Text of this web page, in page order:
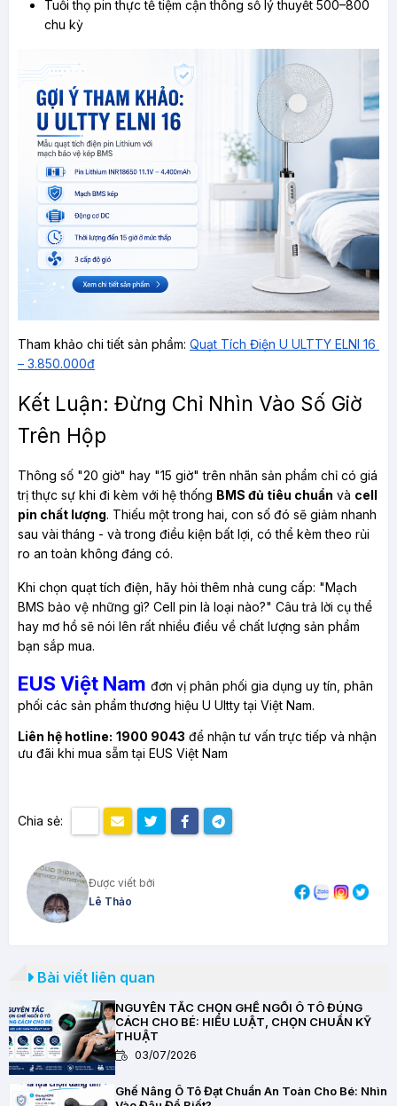
Tuổi thọ pin thực tế tiệm cận thông số lý thuyết 500–800
chu kỳ
Tham khảo chi tiết sản phẩm: Quạt Tích Điện U ULTTY ELNI 16
– 3.850.000đ
Kết Luận: Đừng Chỉ Nhìn Vào Số Giờ
Trên Hộp
Thông số "20 giờ" hay "15 giờ" trên nhãn sản phẩm chỉ có giá
trị thực sự khi đi kèm với hệ thống BMS đủ tiêu chuẩn và cell
pin chất lượng. Thiếu một trong hai, con số đó sẽ giảm nhanh
sau vài tháng - và trong điều kiện bất lợi, có thể kèm theo rủi
ro an toàn không đáng có.
Khi chọn quạt tích điện, hãy hỏi thêm nhà cung cấp: "Mạch
BMS bảo vệ những gì? Cell pin là loại nào?" Câu trả lời cụ thể
hay mơ hồ sẽ nói lên rất nhiều điều về chất lượng sản phẩm
bạn sắp mua.
EUS Việt Nam đơn vị phân phối gia dụng uy tín, phân
phối các sản phẩm thương hiệu U Ultty tại Việt Nam.
Liên hệ hotline: 1900 9043 để nhận tư vấn trực tiếp và nhận
ưu đãi khi mua sẵm tại EUS Việt Nam
Chia sẻ:
Được viết bởi
Lê Thảo
Bài viết liên quan
NGUYÊN TẮC CHỌN GHẾ NGỒI Ô TÔ ĐÚNG
CÁCH CHO BÉ: HIỂU LUẬT, CHỌN CHUẨN KỸ
THUẬT
03/07/2026
Ghế Nâng Ô Tô Đạt Chuẩn An Toàn Cho Bé: Nhìn